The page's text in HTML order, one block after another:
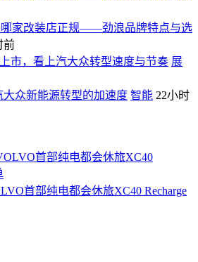
哪家改装店正规——劲浪品牌特点与选
前
市，看上汽大众转型速度与节奏 展
众新能源转型的加速度 智能 22小时
首部纯电都会休旅XC40 Recharge